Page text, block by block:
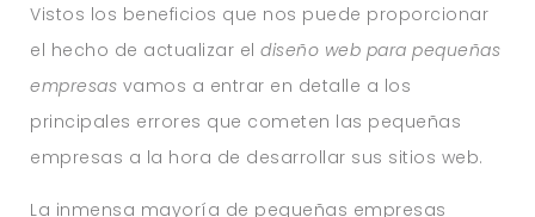
Vistos los beneficios que nos puede proporcionar
el hecho de actualizar eldiseño web para pequeñas
empresas vamos a entrar en detalle a los
principales errores que cometen las pequeñas
empresas a la hora de desarrollar sus sitios web.
La inmensa mayoría de pequeñas empresas